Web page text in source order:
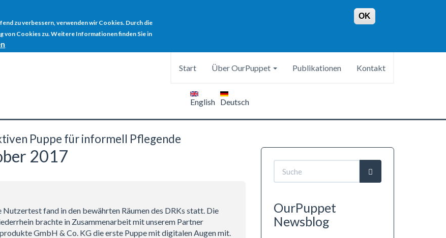
zu verbessern, verwenden wir Cookies. Durch die
von Cookies zu. Weitere Informationen finden Sie in
OK
Start Über OurPuppet Publikationen Kontakt
English Deutsch
Puppe für informell Pflegende
2017
fand in den bewährten Räumen des DRKs statt. Die
brachte in Zusammenarbeit mit unserem Partner
GmbH & Co. KG die erste Puppe mit digitalen Augen mit.
Suchformular
OurPuppet
Newsblog